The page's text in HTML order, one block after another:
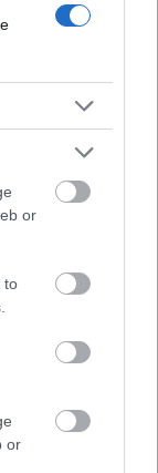
or
to
or
éducatifs et
pas
d'utiliser les
devez